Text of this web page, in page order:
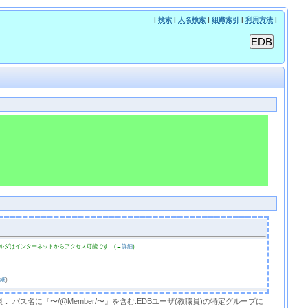
| 検索| 人名検索| 組織索引 | 利用方法|
ダはインターネットからアクセス可能です．(→詳細)
)
パス名に『〜/@Member/〜』を含む:EDBユーザ(教職員)の特定グループに